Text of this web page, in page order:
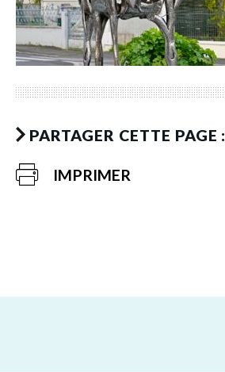
PARTAGER CETTE PAGE :
IMPRIMER